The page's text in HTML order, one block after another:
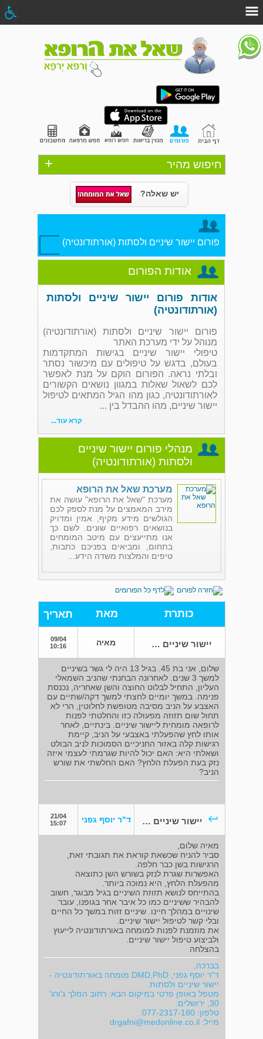
+ חיפוש מהיר
יש שאלה?
פורום יישור שיניים ולסתות (אורתודונטיה)
אודות הפורום
אודות פורום יישור שיניים ולסתות
(אורתודונטיה)
פורום יישור שיניים ולסתות (אורתודונטיה)
מנוהל על ידי מערכת האתר
טיפולי יישור שיניים בגישות המתקדמות
בעולם, בדגש על טיפולים עם מיכשור נסתר
ובלתי נראה. הפורום הוקם על מנת לאפשר
לכם לשאול שאלות במגוון נושאים הקשורים
לאורתודונטיה, כגון מהו הגיל המתאים לטיפול
יישור שיניים, מהו ההבדל בין ...
קרא עוד...
מנהלי פורום יישור שיניים
ולסתות (אורתודונטיה)
מערכת שאל את הרופא
מערכת "שאל את הרופא" עושה את
מירב המאמצים על מנת לספק לכם
הגולשים מידע מקיף, אמין ומדויק
בנושאים רפואיים שונים. לשם כך
אנו מתייעצים עם מיטב המומחים
בתחום, ומביאים בפניכם כתבות,
טיפים והמלצות משדה הידע...
כותרת מאת תאריך
יישור שיניים בשנית מאיה
09/04
10:16
שלום, אני בת 45. בגיל 13 היה לי גשר בשיניים
למשך 3 שנים. לאחרונה הבחנתי שהניב השמאלי
העליון, התחיל לבלוט החוצה והשן שאחריה, נכנסת
פנימה. במשך יומיים לחצתי למשך דקה/שתיים עם
האצבע על הניב מסיבה מטופשת לחלוטין, הרי לא
תחול שום תזוזה מפעולה כזו והחלטתי לפנות
לרופאה מומחית ליישור שיניים. בינתיים, לאחר
אותו לחץ שהפעלתי באצבעי על הניב, קיימת
רגישות קלה באזור החניכיים הסמוכות לניב הבולט
ושאלתי היא: האם יכול להיות שגרמתי לעצמי איזה
נזק בעת הפעלת הלחץ? האם החלשתי את שורש
הניב?
יישור שיניים בשנית ד"ר יוסף גפני
21/04
15:07
מאיה שלום,
סביר להניח שכשאת קוראת את תגובתי זאת,
הרגישות בשן כבר חלפה.
האפשרות שגרת לנזק בשורש השן כתוצאה
מהפעלת הלחץ, היא נמוכה ביותר.
בהתייחס לנושא תזוזת השיניים בגיל מבוגר, חשוב
להבהיר ששיניים כמו כל איבר אחר בגופנו, עובר
שינויים במהלך חיינו. שיניים זזות במשך כל החיים
ובלי קשר לטיפול יישור שיניים.
את מוזמנת לפנות למומחה באורתודונטיה לייעוץ
ולביצוע טיפול יישור שיניים.
בהצלחה
בברכה,
ד"ר יוסף גפני, DMD,PhD מומחה באורתודונטיה -
יישור שיניים ולסתות.
מטפל באופן פרטי במיקום הבא: רחוב המלך ג'ורג'
30, ירושלים.
טלפון: 077-2317-180.
מייל: drgafni@medonline.co.il